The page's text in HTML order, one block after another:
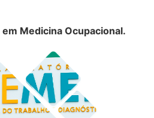
em Medicina Ocupacional.